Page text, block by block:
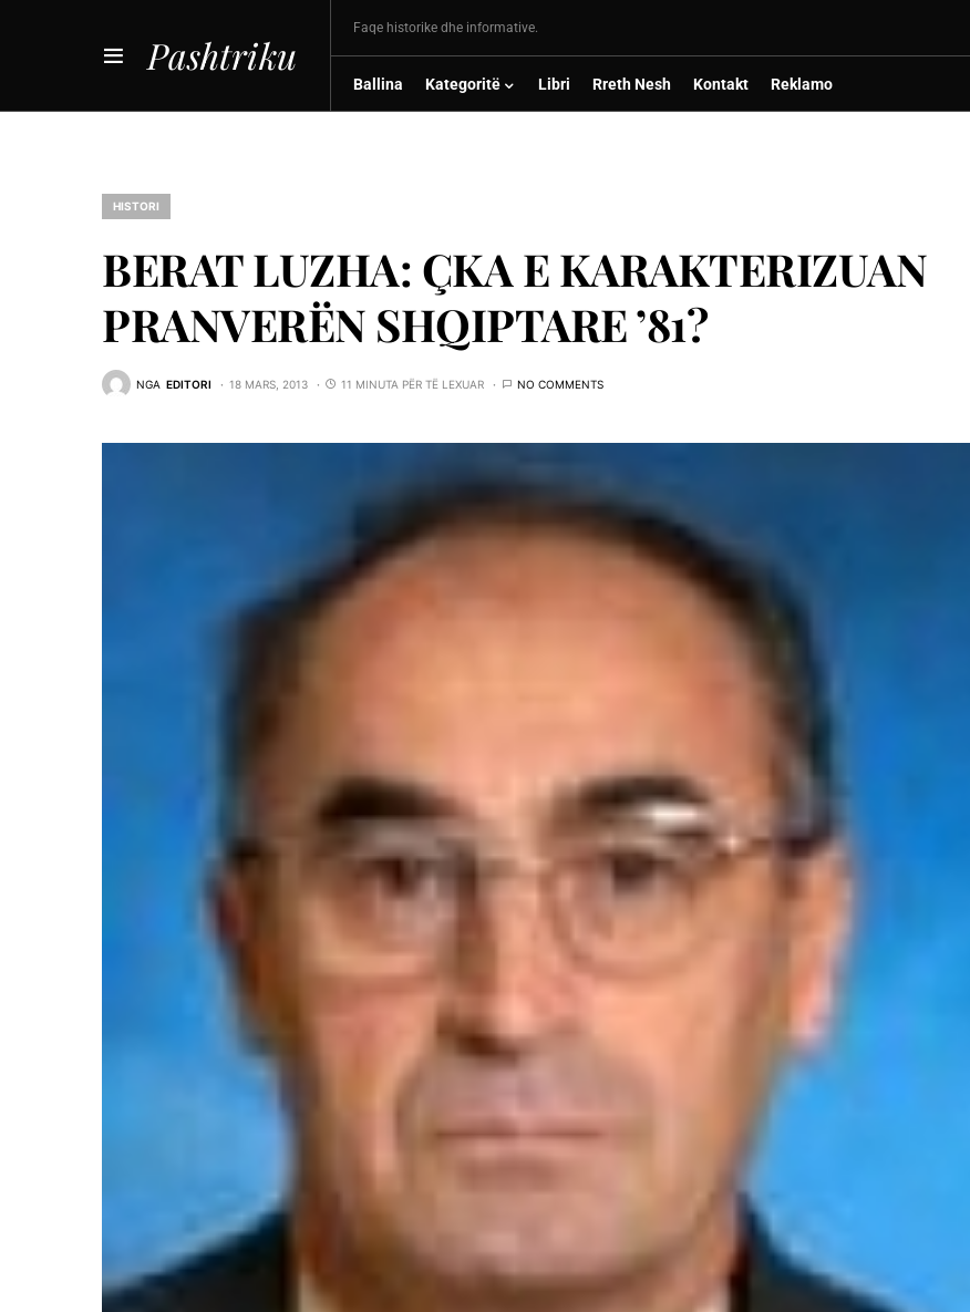
Pashtriku
Faqe historike dhe informative.
Ballina Kategoritë Libri Rreth Nesh Kontakt Reklamo
HISTORI
BERAT LUZHA: ÇKA E KARAKTERIZUAN
PRANVERËN SHQIPTARE ’81?
NGA EDITORI 18 MARS, 2013 11 MINUTA PËR TË LEXUAR NO COMMENTS